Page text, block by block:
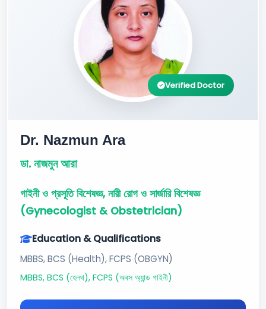
Verified Doctor
Dr. Nazmun Ara
ডা. নাজমুন আরা
গাইনী ও প্রসূতি বিশেষজ্ঞ, নারী রোগ ও সার্জারি বিশেষজ্ঞ
(Gynecologist & Obstetrician)
Education & Qualifications
MBBS, BCS (Health), FCPS (OBGYN)
MBBS, BCS (হেলথ), FCPS (অবস অ্যান্ড গাইনী)